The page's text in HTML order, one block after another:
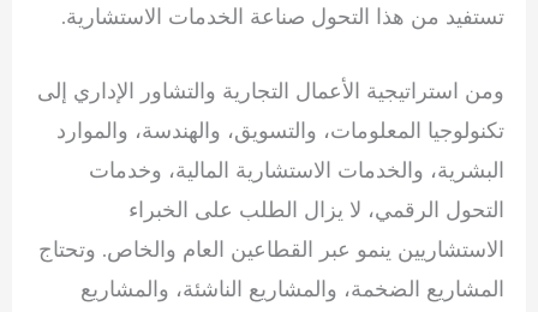
تستفيد من هذا التحول صناعة الخدمات الاستشارية.
ومن استراتيجية الأعمال التجارية والتشاور الإداري إلى
تكنولوجيا المعلومات، والتسويق، والهندسة، والموارد
البشرية، والخدمات الاستشارية المالية، وخدمات
التحول الرقمي، لا يزال الطلب على الخبراء
الاستشاريين ينمو عبر القطاعين العام والخاص. وتحتاج
المشاريع الضخمة، والمشاريع الناشئة، والمشاريع